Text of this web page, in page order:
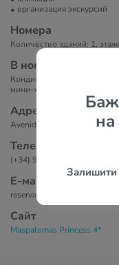
на
Залишити
организация экскурсий
Номера
Количество зданий: 1,
В номерах
Кондиционер, телевизор,
мини-холодильник, ванная
Адрес
Avenida Tour Operador Tui,
Телефоны
(+34) 928 14 31 57
Е-маil
reservas.maspalomas-
Сайт
Maspalomas Princess 4*